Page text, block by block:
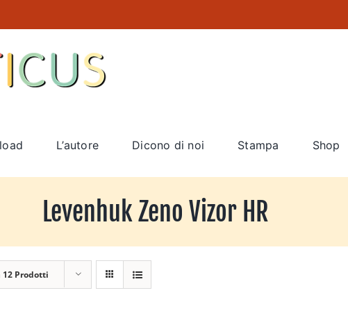
L’autore Dicono di noi Stampa Shop
Levenhuk Zeno Vizor HR
12 Prodotti